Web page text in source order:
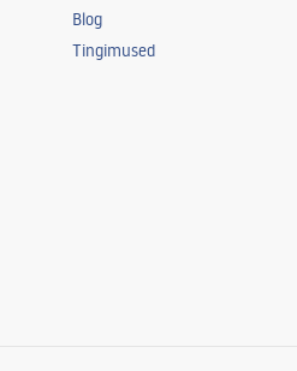
Blog
Tingimused